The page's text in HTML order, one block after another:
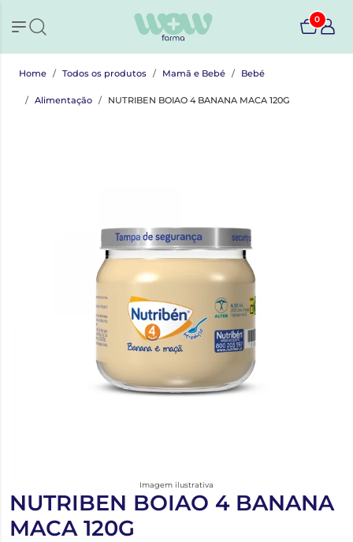
0
Home Todos os produtos Mamã e Bebé Bebé
Alimentação NUTRIBEN BOIAO 4 BANANA MACA 120G
Imagem ilustrativa
NUTRIBEN BOIAO 4 BANANA
MACA 120G